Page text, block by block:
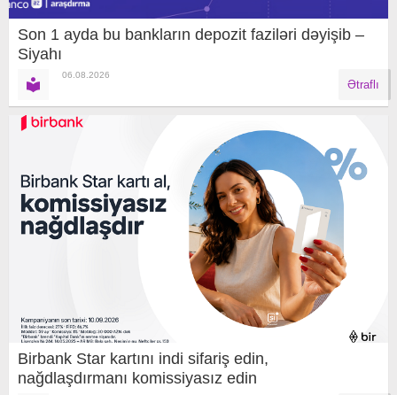
Son 1 ayda bu bankların depozit faziləri dəyişib –
Siyahı
06.08.2026
Ətraflı
Birbank Star kartını indi sifariş edin,
nağdlaşdırmanı komissiyasız edin